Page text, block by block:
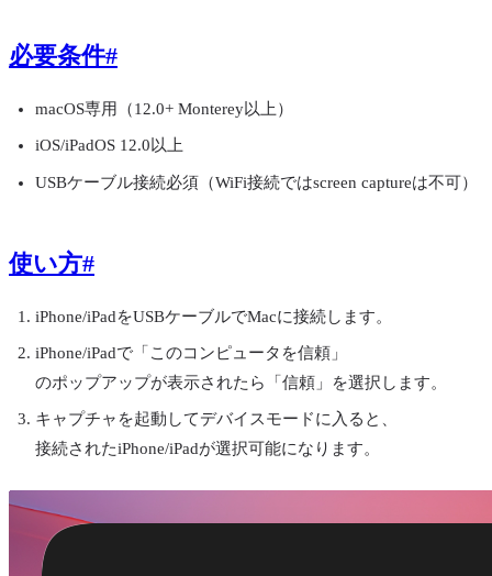
必要条件#
macOS専用（12.0+ Monterey以上）
iOS/iPadOS 12.0以上
USBケーブル接続必須（WiFi接続ではscreen captureは不可）
使い方#
iPhone/iPadをUSBケーブルでMacに接続します。
iPhone/iPadで「このコンピュータを信頼」
のポップアップが表示されたら「信頼」を選択します。
キャプチャを起動してデバイスモードに入ると、
接続されたiPhone/iPadが選択可能になります。